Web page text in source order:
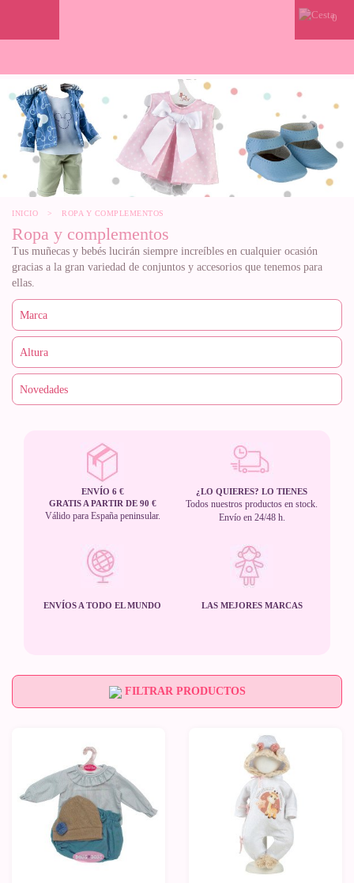
0
INICIO > ROPA Y COMPLEMENTOS
Ropa y complementos
Tus muñecas y bebés lucirán siempre increíbles en cualquier ocasión
gracias a la gran variedad de conjuntos y accesorios que tenemos para
ellas.
ENVÍO 6 €
GRATIS A PARTIR DE 90 €
Válido para España peninsular.
¿LO QUIERES? LO TIENES
Todos nuestros productos en stock.
Envío en 24/48 h.
ENVÍOS A TODO EL MUNDO LAS MEJORES MARCAS
FILTRAR PRODUCTOS